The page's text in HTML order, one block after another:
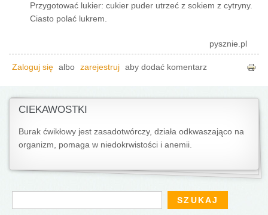
Przygotować lukier: cukier puder utrzeć z sokiem z cytryny.
Ciasto polać lukrem.
pysznie.pl
Zaloguj się albo zarejestruj aby dodać komentarz
CIEKAWOSTKI
Burak ćwikłowy jest zasadotwórczy, działa odkwaszająco na
organizm, pomaga w niedokrwistości i anemii.
Formularz wyszukiwania
Szukaj